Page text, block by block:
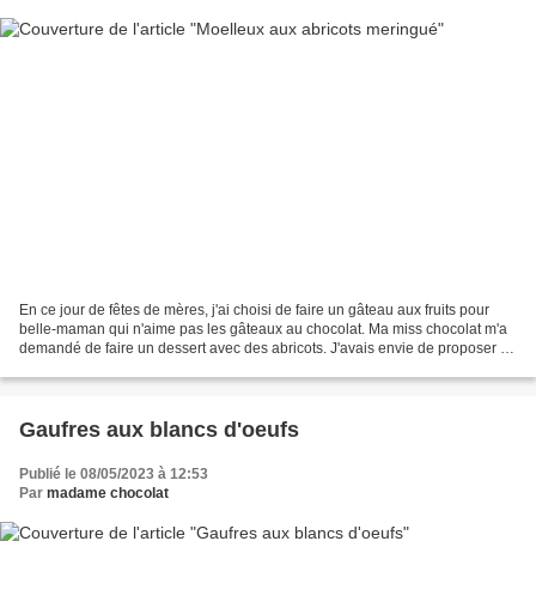
En ce jour de fêtes de mères, j'ai choisi de faire un gâteau aux fruits pour
belle-maman qui n'aime pas les gâteaux au chocolat. Ma miss chocolat m'a
demandé de faire un dessert avec des abricots. J'avais envie de proposer un
Gaufres aux blancs d'oeufs
Publié le 08/05/2023 à 12:53
Par madame chocolat